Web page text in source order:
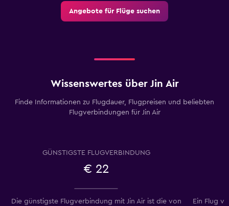
Angebote für Flüge suchen
Wissenswertes über Jin Air
Finde Informationen zu Flugdauer, Flugpreisen und beliebten
Flugverbindungen für Jin Air
GÜNSTIGSTE FLUGVERBINDUNG
€ 22
Die günstigste Flugverbindung mit Jin Air ist die von
Ein Flug